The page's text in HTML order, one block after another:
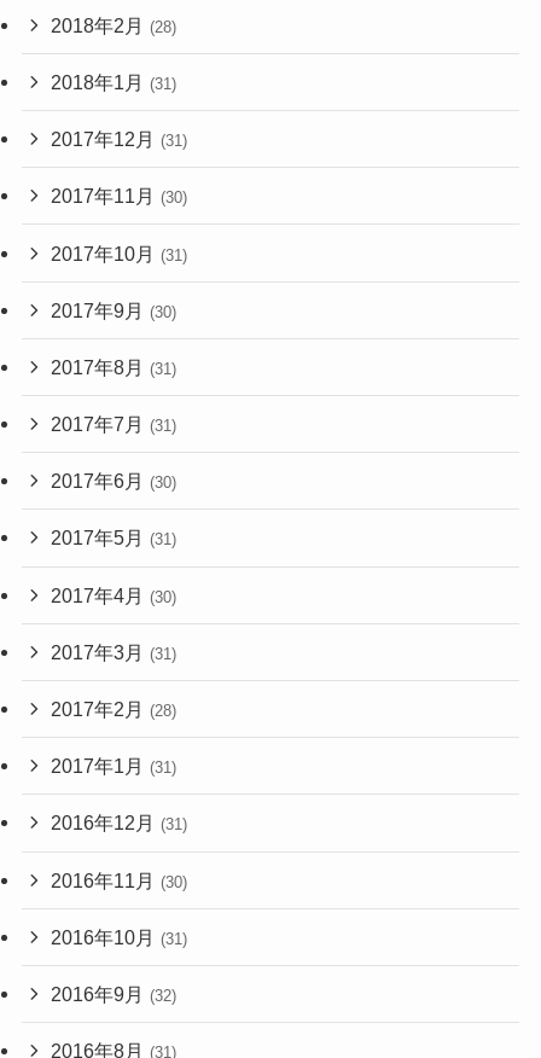
2018年2月 (28)
2018年1月 (31)
2017年12月 (31)
2017年11月 (30)
2017年10月 (31)
2017年9月 (30)
2017年8月 (31)
2017年7月 (31)
2017年6月 (30)
2017年5月 (31)
2017年4月 (30)
2017年3月 (31)
2017年2月 (28)
2017年1月 (31)
2016年12月 (31)
2016年11月 (30)
2016年10月 (31)
2016年9月 (32)
2016年8月 (31)